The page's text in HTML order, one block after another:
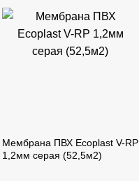
В
КОРЗИНУ
Мембрана ПВХ Ecoplast V-RP
1,2мм серая (52,5м2)